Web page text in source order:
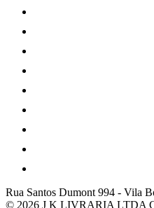
Rua Santos Dumont 994 - Vila
© 2026 J K LIVRARIA LTDA